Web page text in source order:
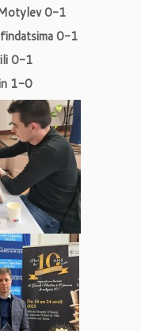
0-1
0-1
0-1
1-0